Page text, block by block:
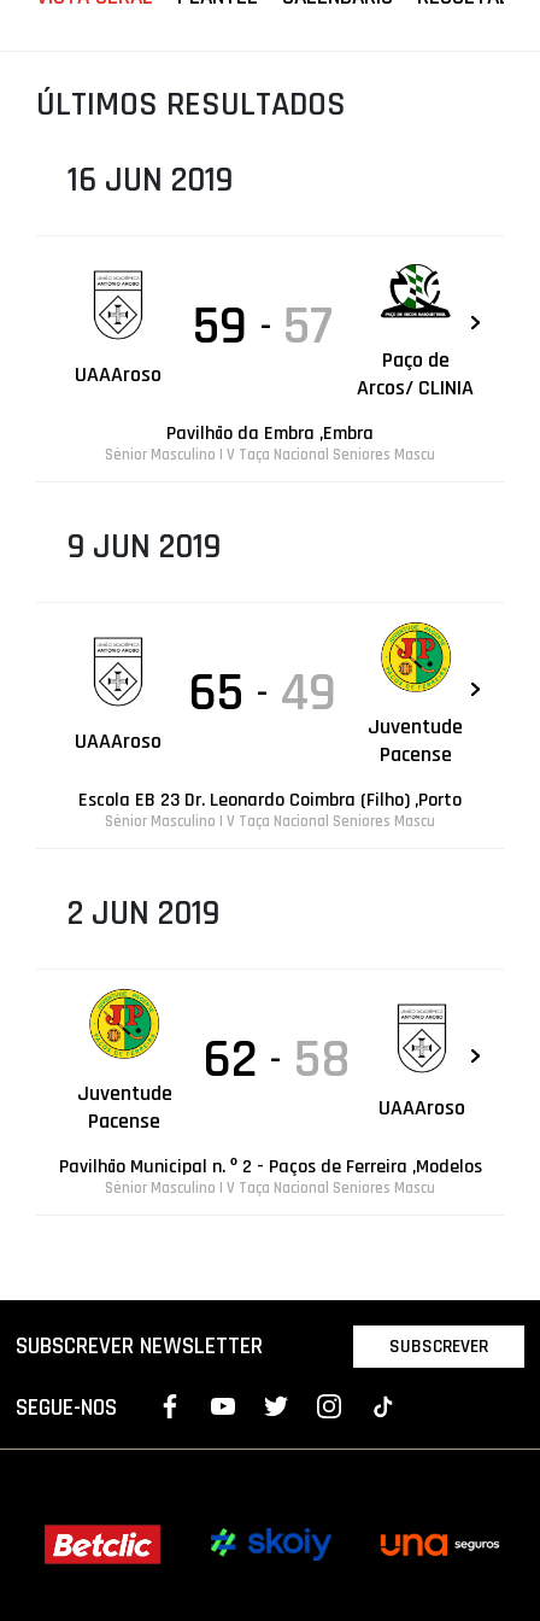
LIGA BETCLIC MASCULINA
LIGA BETCLIC FEMININA
ÚLTIMOS RESULTADOS
16 JUN 2019
UAAAroso
59 - 57
Paço de
Arcos/ CLINIA
Pavilhão da Embra ,Embra
Sénior Masculino | V Taça Nacional Seniores Mascu
9 JUN 2019
UAAAroso
65 - 49
Juventude
Pacense
Escola EB 23 Dr. Leonardo Coimbra (Filho) ,Porto
Sénior Masculino | V Taça Nacional Seniores Mascu
2 JUN 2019
Juventude
Pacense
62 - 58
UAAAroso
Pavilhão Municipal n. º 2 - Paços de Ferreira ,Modelos
Sénior Masculino | V Taça Nacional Seniores Mascu
SUBSCREVER NEWSLETTER SUBSCREVER
SEGUE-NOS